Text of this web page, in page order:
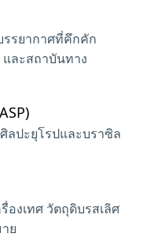
รรยากาศที่คึกคัก
ละสถาบันทาง
ปะยุโรปและบราซิล
งเทศ วัตถุดิบรสเลิศ
ย